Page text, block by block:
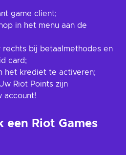
game client;
in het menu aan de
rechts bij betaalmethodes en
card;
het krediet te activeren;
Riot Points zijn
account!
een Riot Games